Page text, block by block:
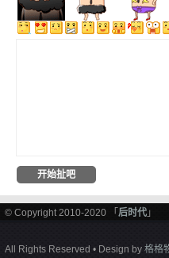
© Copyright 2010-2020 「 后时代 」
All Rights Reserved • Design by 格格